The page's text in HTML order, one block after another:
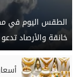
الطقس اليوم في
خانقة والأرصاد